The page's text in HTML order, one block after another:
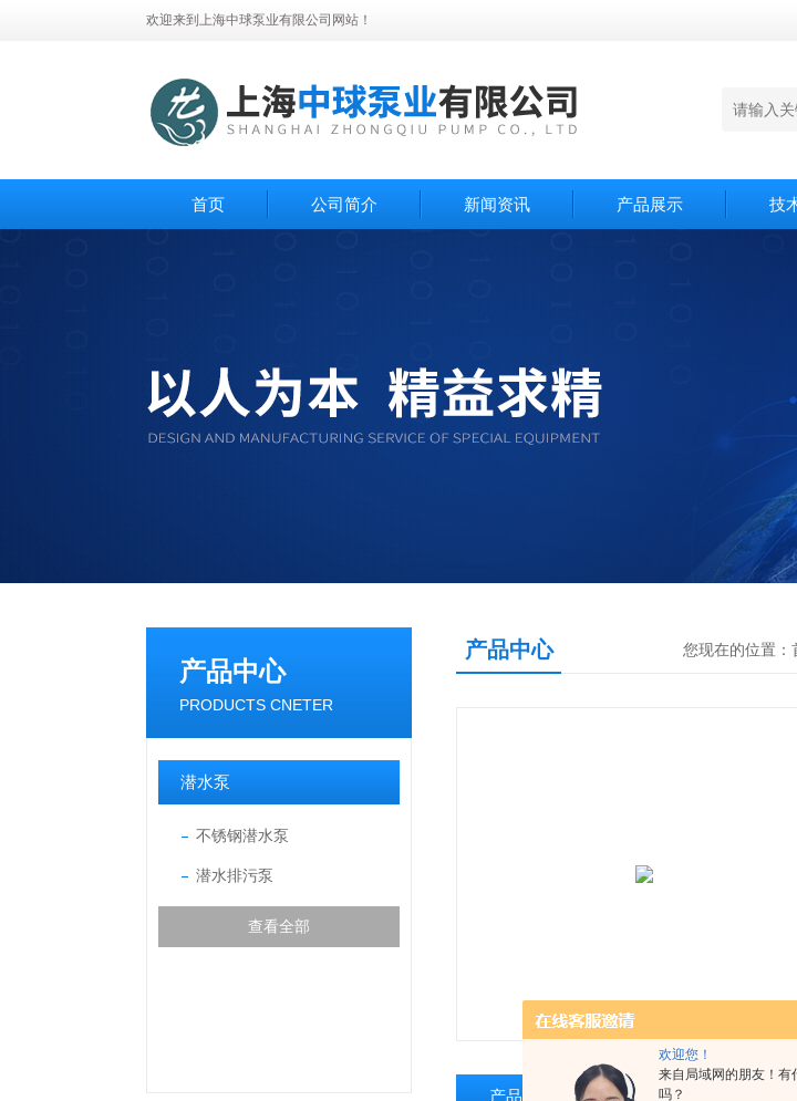
欢迎您！
来自局域网的朋友！有
吗？
欢迎来到上海中球泵业有限公司网站！
首页 公司简介 新闻资讯 产品展示 技
产品中心
PRODUCTS CNETER
潜水泵
不锈钢潜水泵
潜水排污泵
查看全部
产品中心 您现在的位置：
产品介绍 相关产品